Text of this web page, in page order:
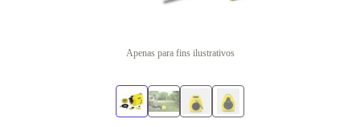
Apenas para fins ilustrativos